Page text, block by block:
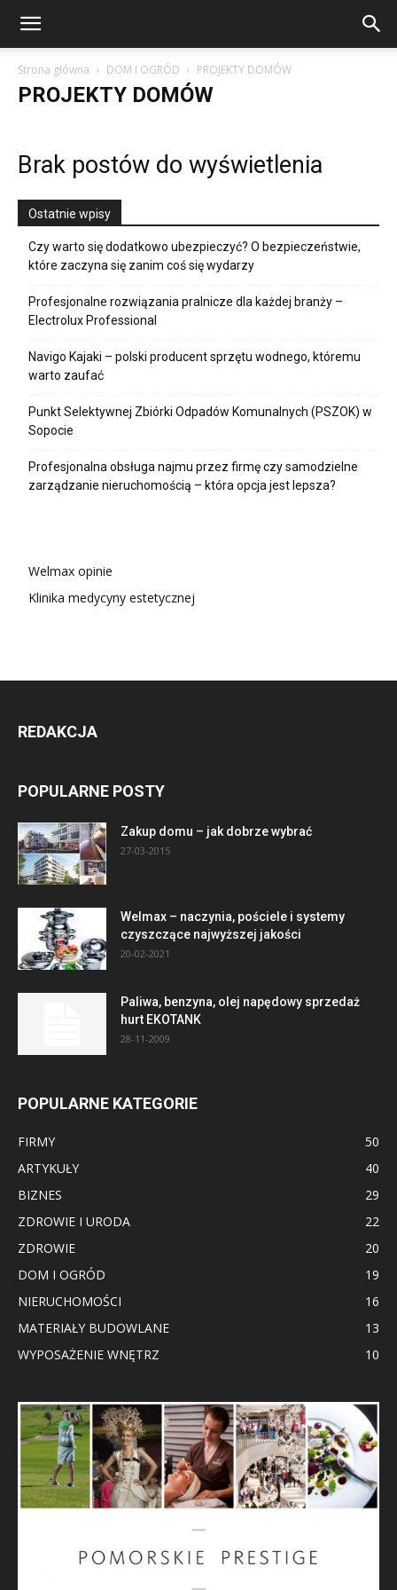
Strona główna DOM I OGRÓD PROJEKTY DOMÓW
PROJEKTY DOMÓW
Brak postów do wyświetlenia
Ostatnie wpisy
Czy warto się dodatkowo ubezpieczyć? O bezpieczeństwie,
które zaczyna się zanim coś się wydarzy
Profesjonalne rozwiązania pralnicze dla każdej branży –
Electrolux Professional
Navigo Kajaki – polski producent sprzętu wodnego, któremu
warto zaufać
Punkt Selektywnej Zbiórki Odpadów Komunalnych (PSZOK) w
Sopocie
Profesjonalna obsługa najmu przez firmę czy samodzielne
zarządzanie nieruchomością – która opcja jest lepsza?
Welmax opinie
Klinika medycyny estetycznej
REDAKCJA
POPULARNE POSTY
Zakup domu – jak dobrze wybrać
27-03-2015
Welmax – naczynia, pościele i systemy
czyszczące najwyższej jakości
20-02-2021
Paliwa, benzyna, olej napędowy sprzedaż
hurt EKOTANK
28-11-2009
POPULARNE KATEGORIE
FIRMY
50
ARTYKUŁY
40
BIZNES
29
ZDROWIE I URODA
22
ZDROWIE
20
DOM I OGRÓD
19
NIERUCHOMOŚCI
16
MATERIAŁY BUDOWLANE
13
WYPOSAŻENIE WNĘTRZ
10